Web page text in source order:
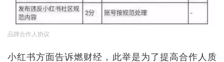
品牌合作人协议
小红书方面告诉燃财经，此举是为了提高合作人质